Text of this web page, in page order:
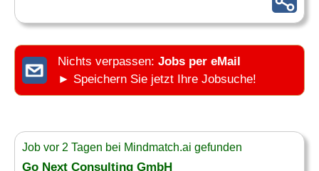
Nichts verpassen: Jobs per eMail
► Speichern Sie jetzt Ihre Jobsuche!
Job vor 2 Tagen bei Mindmatch.ai gefunden
Go Next Consulting GmbH